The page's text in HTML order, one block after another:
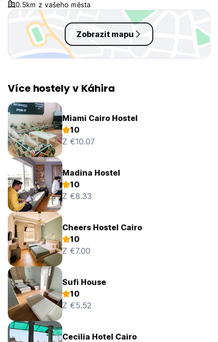
0.5km z vašeho města
Zobrazit mapu
Více hostely v Káhira
Miami Cairo Hostel
10
Z €10.07
Madina Hostel
10
Z €8.33
Cheers Hostel Cairo
10
Z €7.00
Sufi House
10
Z €5.52
Cecilia Hotel Cairo